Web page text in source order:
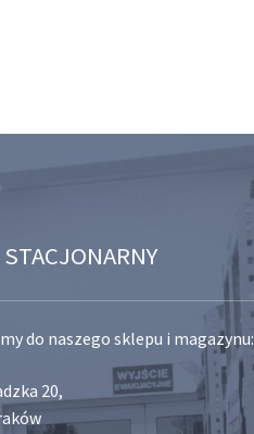
do naszego sklepu i magazynu:
20,